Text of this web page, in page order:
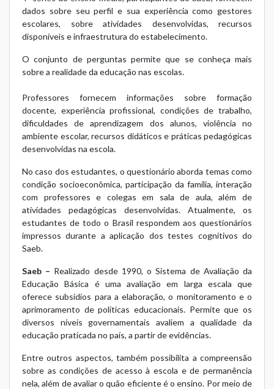
dados sobre seu perfil e sua experiência como gestores
escolares, sobre atividades desenvolvidas, recursos
disponíveis e infraestrutura do estabelecimento.
O conjunto de perguntas permite que se conheça mais
sobre a realidade da educação nas escolas.
Professores fornecem informações sobre formação
docente, experiência profissional, condições de trabalho,
dificuldades de aprendizagem dos alunos, violência no
ambiente escolar, recursos didáticos e práticas pedagógicas
desenvolvidas na escola.
No caso dos estudantes, o questionário aborda temas como
condição socioeconômica, participação da família, interação
com professores e colegas em sala de aula, além de
atividades pedagógicas desenvolvidas. Atualmente, os
estudantes de todo o Brasil respondem aos questionários
impressos durante a aplicação dos testes cognitivos do
Saeb.
Saeb – Realizado desde 1990, o Sistema de Avaliação da
Educação Básica é uma avaliação em larga escala que
oferece subsídios para a elaboração, o monitoramento e o
aprimoramento de políticas educacionais. Permite que os
diversos níveis governamentais avaliem a qualidade da
educação praticada no país, a partir de evidências.
Entre outros aspectos, também possibilita a compreensão
sobre as condições de acesso à escola e de permanência
nela, além de avaliar o quão eficiente é o ensino. Por meio de